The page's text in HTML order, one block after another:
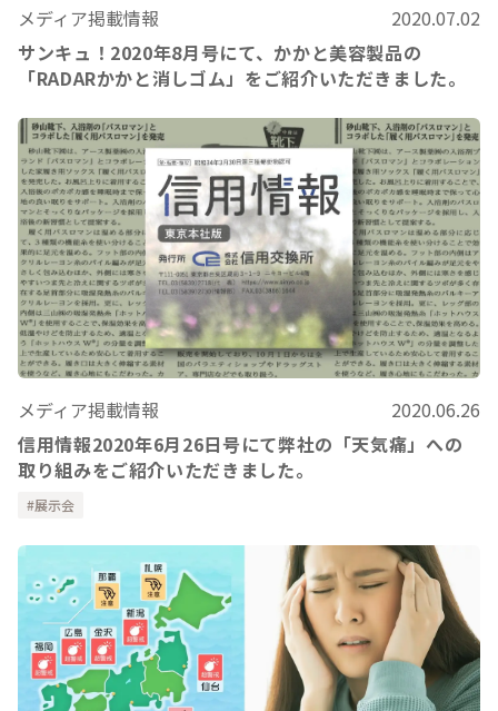
メディア掲載情報
2020.07.02
サンキュ！2020年8月号にて、かかと美容製品の
「RADARかかと消しゴム」をご紹介いただきました。
メディア掲載情報
2020.06.26
信用情報2020年6月26日号にて弊社の「天気痛」への
取り組みをご紹介いただきました。
展示会